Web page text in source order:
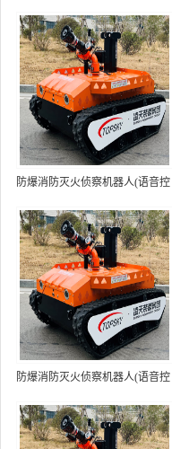
MC80BD（第6代）
防爆消防灭火侦察机器人(语音控
RXR-MC80BD（第7代）
防爆消防灭火侦察机器人(语音控
火焰）中型RXR-MC80BD（第8
代）